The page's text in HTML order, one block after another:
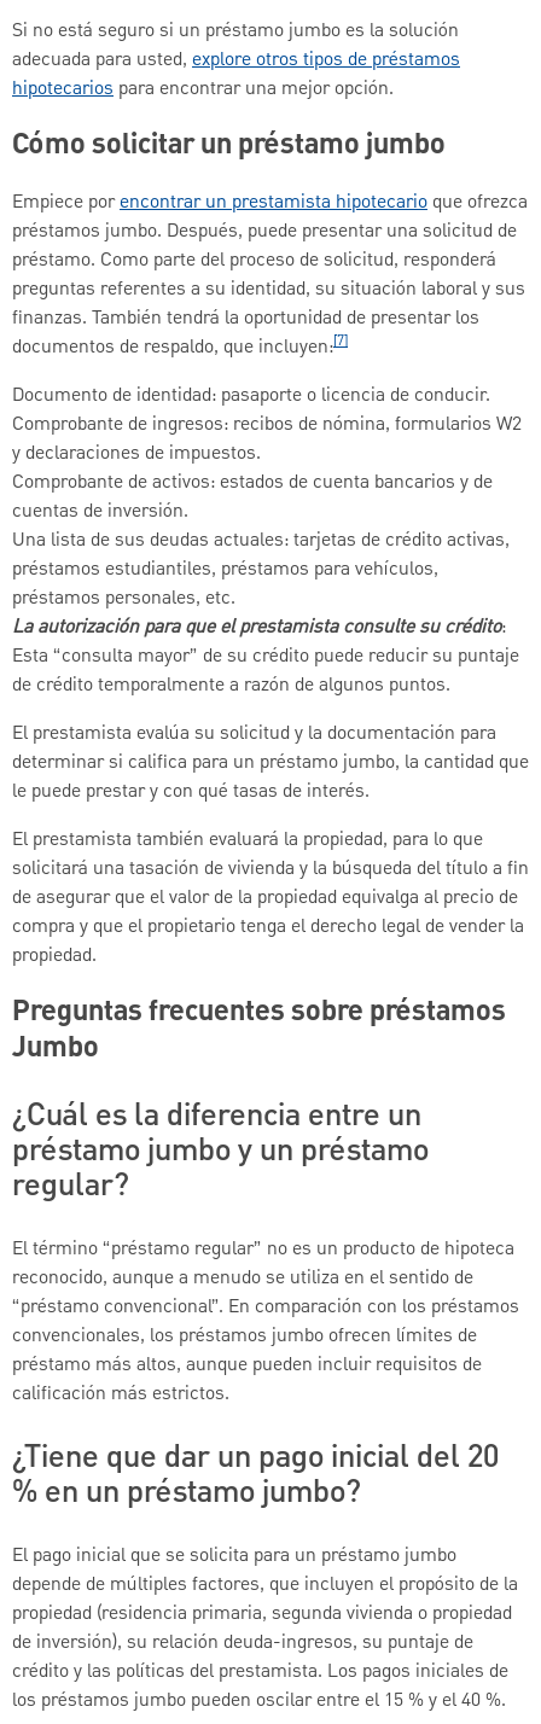
Si no está seguro si un préstamo jumbo es la solución
adecuada para usted, explore otros tipos de préstamos
hipotecarios para encontrar una mejor opción.
Cómo solicitar un préstamo jumbo
Empiece porencontrar un prestamista hipotecario que ofrezca
préstamos jumbo. Después, puede presentar una solicitud de
préstamo. Como parte del proceso de solicitud, responderá
preguntas referentes a su identidad, su situación laboral y sus
finanzas. También tendrá la oportunidad de presentar los
documentos de respaldo, que incluyen:[7]
Documento de identidad: pasaporte o licencia de conducir.
Comprobante de ingresos: recibos de nómina, formularios W2
y declaraciones de impuestos.
Comprobante de activos: estados de cuenta bancarios y de
cuentas de inversión.
Una lista de sus deudas actuales: tarjetas de crédito activas,
préstamos estudiantiles, préstamos para vehículos,
préstamos personales, etc.
La autorización para que el prestamista consulte su crédito:
Esta “consulta mayor” de su crédito puede reducir su puntaje
de crédito temporalmente a razón de algunos puntos.
El prestamista evalúa su solicitud y la documentación para
determinar si califica para un préstamo jumbo, la cantidad que
le puede prestar y con qué tasas de interés.
El prestamista también evaluará la propiedad, para lo que
solicitará una tasación de vivienda y la búsqueda del título a fin
de asegurar que el valor de la propiedad equivalga al precio de
compra y que el propietario tenga el derecho legal de vender la
propiedad.
Preguntas frecuentes sobre préstamos
Jumbo
¿Cuál es la diferencia entre un
préstamo jumbo y un préstamo
regular?
El término “préstamo regular” no es un producto de hipoteca
reconocido, aunque a menudo se utiliza en el sentido de
“préstamo convencional”. En comparación con los préstamos
convencionales, los préstamos jumbo ofrecen límites de
préstamo más altos, aunque pueden incluir requisitos de
calificación más estrictos.
¿Tiene que dar un pago inicial del 20
% en un préstamo jumbo?
El pago inicial que se solicita para un préstamo jumbo
depende de múltiples factores, que incluyen el propósito de la
propiedad (residencia primaria, segunda vivienda o propiedad
de inversión), su relación deuda-ingresos, su puntaje de
crédito y las políticas del prestamista. Los pagos iniciales de
los préstamos jumbo pueden oscilar entre el 15 % y el 40 %.